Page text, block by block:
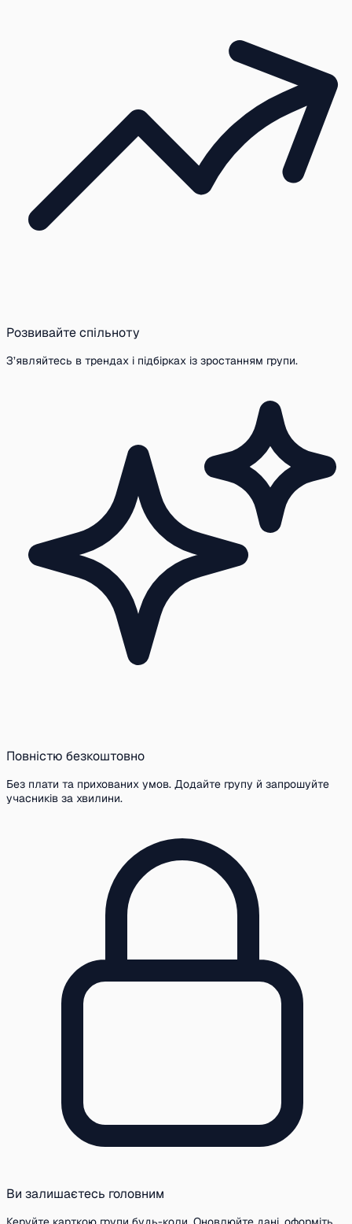
Розвивайте спільноту
З’являйтесь в трендах і підбірках із зростанням групи.
Повністю безкоштовно
Без плати та прихованих умов. Додайте групу й запрошуйте
учасників за хвилини.
Ви залишаєтесь головним